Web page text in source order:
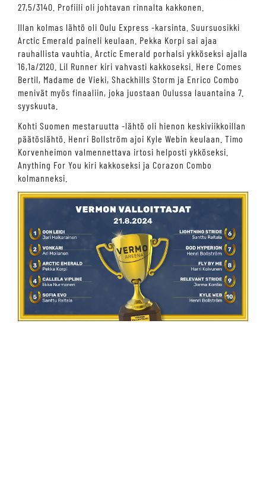
27,5/3140. Profiili oli johtavan rinnalta kakkonen.
Illan kolmas lähtö oli Oulu Express -karsinta. Suursuosikki
Arctic Emerald paineli keulaan. Pekka Korpi sai ajaa
rauhallista vauhtia. Arctic Emerald porhalsi ykköseksi ajalla
16,1a/2120. Lil Runner kiri vahvasti kakkoseksi. Here Comes
Bertil, Madame de Vieki, Shackhills Storm ja Enrico Combo
menivät myös finaaliin, joka juostaan Oulussa lauantaina 7.
syyskuuta.
Kohti Suomen mestaruutta -lähtö oli hienon keskiviikkoillan
päätöslähtö. Henri Bollström ajoi Kyle Webin keulaan. Timo
Korvenheimon valmennettava irtosi helposti ykköseksi.
Anything For You kiri kakkoseksi ja Corazon Combo
kolmanneksi.